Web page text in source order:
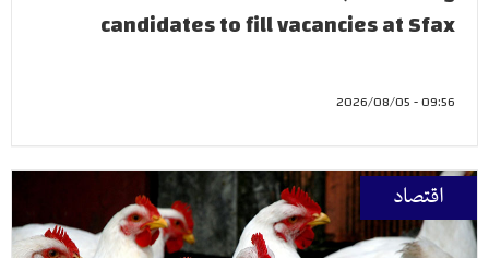
candidates to fill vacancies at Sfax
09:56 - 2026/08/05
اقتصاد